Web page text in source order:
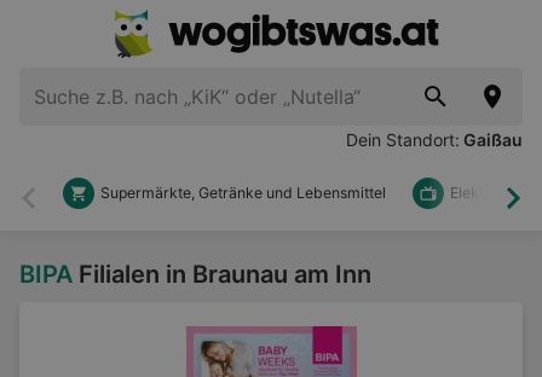
Dein Standort: Gaißau
Zurück
Supermärkte, Getränke und Lebensmittel Elektronik
BIPA Filialen in Braunau am Inn